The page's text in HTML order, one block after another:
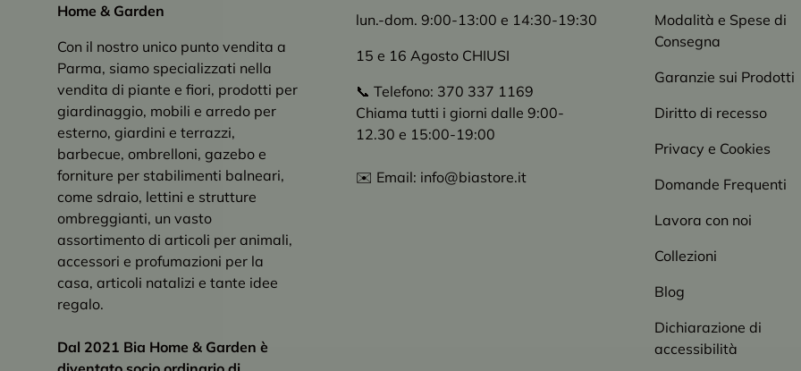
Home & Garden
Con il nostro unico punto vendita a
Parma, siamo specializzati nella
vendita di piante e fiori, prodotti per
giardinaggio, mobili e arredo per
esterno, giardini e terrazzi,
barbecue, ombrelloni, gazebo e
forniture per stabilimenti balneari,
come sdraio, lettini e strutture
ombreggianti, un vasto
assortimento di articoli per animali,
accessori e profumazioni per la
casa, articoli natalizi e tante idee
regalo.
Dal 2021 Bia Home & Garden è
lun.-dom. 9:00-13:00 e 14:30-19:30
15 e 16 Agosto CHIUSI
📞 Telefono: 370 337 1169
Chiama tutti i giorni dalle 9:00-
12.30 e 15:00-19:00
✉️ Email: info@biastore.it
Modalità e Spese di
Consegna
Garanzie sui Prodotti
Diritto di recesso
Privacy e Cookies
Domande Frequenti
Lavora con noi
Collezioni
Blog
Dichiarazione di
accessibilità